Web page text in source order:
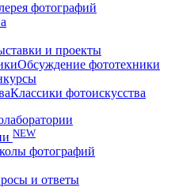
фотографий
и проекты
Обсуждение фототехники
Классики фотоискусства
NEW
фотографий
и ответы